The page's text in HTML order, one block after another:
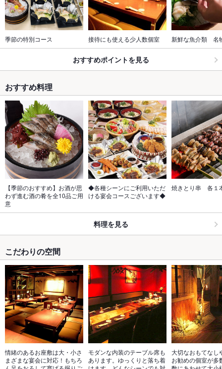
季節の特別コース 接待にも使える少人数個室 新鮮な魚介類　名
おすすめポイントを見る
おすすめ料理
【季節のおすすめ】お酒が思
わず進む酒の肴を全10品ご用
意
◆各種シーンにご利用いただ
ける宴会コースございます◆
焼きとり串　各１
料理を見る
こだわりの空間
情緒のあるお座敷は大・小さ
まざまな宴会に対応！もちろ
モダンな内装のテーブル席も
あります。ゆっくりと落ち着
大切なおもてなし
お勧めの個室が多